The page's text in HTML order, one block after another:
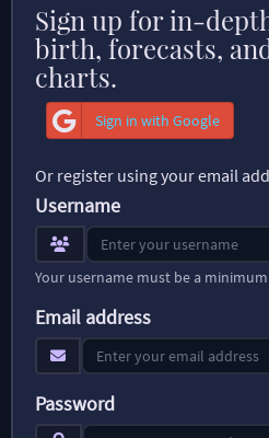
Sign up for in-
birth, forecasts,
charts.
Sign in with Google
Or register using your email
Username
Your username must be a
Email address
Password